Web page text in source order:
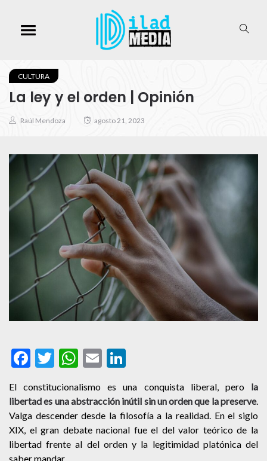
CULTURA
La ley y el orden | Opinión
Raúl Mendoza agosto 21, 2023
Facebook
Twitter
WhatsApp
Email
El constitucionalismo es una conquista liberal, pero la
libertad es una abstracción inútil sin un orden que la preserve.
Valga descender desde la filosofía a la realidad. En el siglo
XIX, el gran debate nacional fue el del valor teórico de la
libertad frente al del orden y la legitimidad platónica del
saber mandar.